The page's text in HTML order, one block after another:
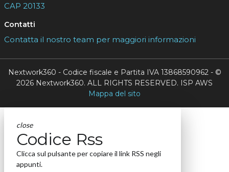
CAP 20133
Contatti
Contatta il nostro team per maggiori informazioni
Nextwork360 - Codice fiscale e Partita IVA 13868590962 - ©
2026 Nextwork360. ALL RIGHTS RESERVED. ISP AWS
Mappa del sito
close
Codice Rss
Clicca sul pulsante per copiare il link RSS negli
appunti.